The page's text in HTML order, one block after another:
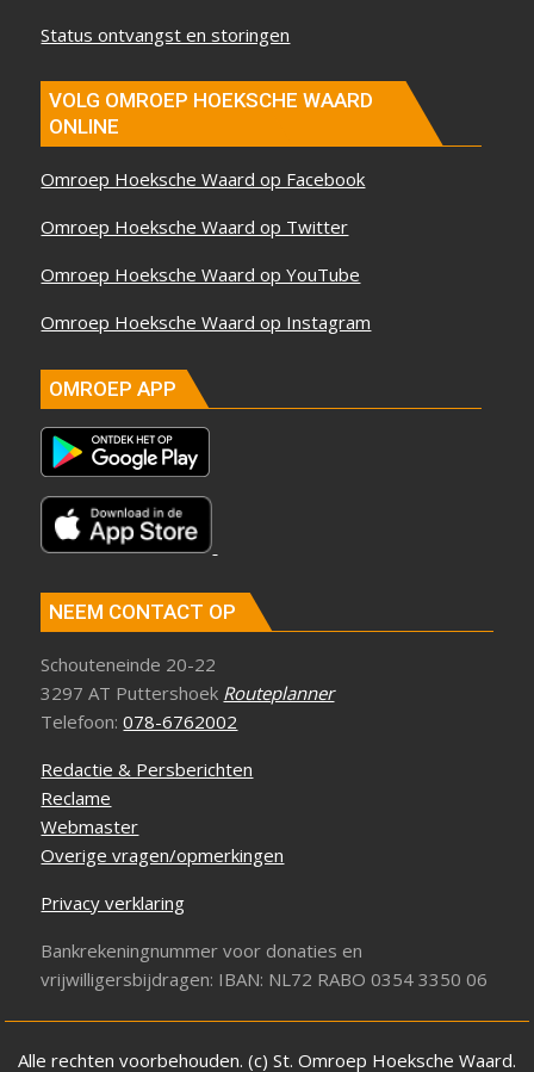
Status ontvangst en storingen
VOLG OMROEP HOEKSCHE WAARD
ONLINE
Omroep Hoeksche Waard op Facebook
Omroep Hoeksche Waard op Twitter
Omroep Hoeksche Waard op YouTube
Omroep Hoeksche Waard op Instagram
OMROEP APP
NEEM CONTACT OP
Schouteneinde 20-22
3297 AT Puttershoek Routeplanner
Telefoon:078-6762002
Redactie & Persberichten
Reclame
Webmaster
Overige vragen/opmerkingen
Privacy verklaring
Bankrekeningnummer voor donaties en
vrijwilligersbijdragen: IBAN: NL72 RABO 0354 3350 06
Alle rechten voorbehouden. (c) St. Omroep Hoeksche Waard.